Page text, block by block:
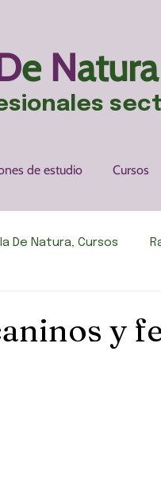
e N
de estudio Cursos
De Natura, Cursos
y